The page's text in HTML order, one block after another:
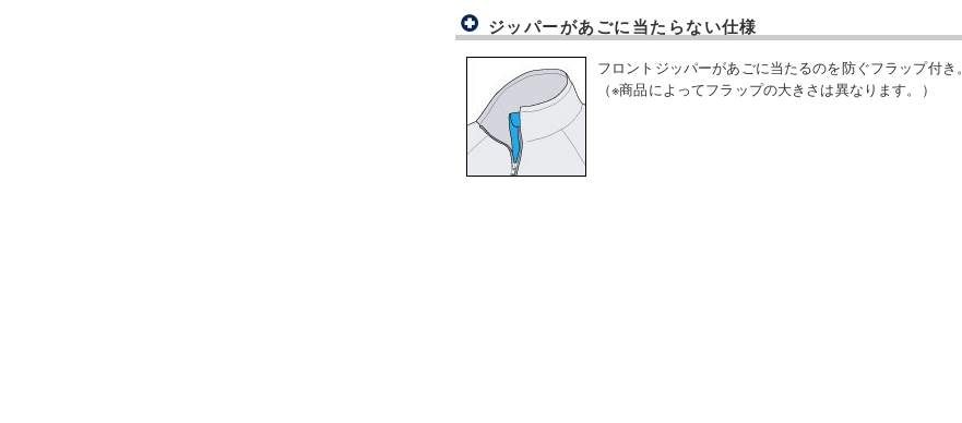
ジッパーがあごに当たらない仕様
フロントジッパーがあごに当たるのを防ぐフラップ付き。
（※商品によってフラップの大きさは異なります。）